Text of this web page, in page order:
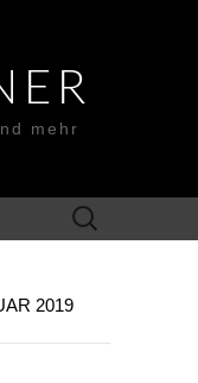
mehr
Suchen
nach:
2019